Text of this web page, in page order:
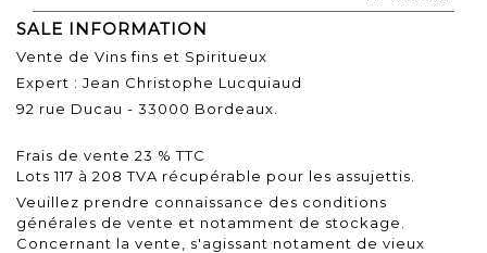
SALE INFORMATION
Vente de Vins fins et Spiritueux
Expert : Jean Christophe Lucquiaud
92 rue Ducau - 33000 Bordeaux.
Frais de vente 23 % TTC
Lots 117 à 208 TVA récupérable pour les assujettis.
Veuillez prendre connaissance des conditions
générales de vente et notamment de stockage.
Concernant la vente, s'agissant notament de vieux